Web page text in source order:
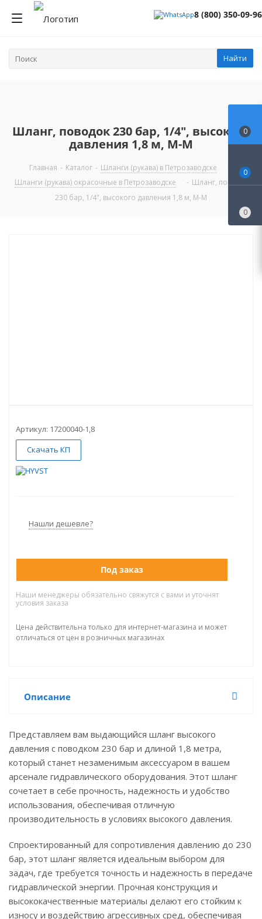
8 (800) 350-09-96
Найти
Шланг, поводок 230 бар, 1/4", высокого
давления 1,8 м, М-М
Главная - Каталог - Шланги (рукава) в Петрозаводске
-
Шланги (рукава) окрасочные в Петрозаводске
- Шланг, поводок
230 бар, 1/4", высокого давления 1,8 м, М-М
Артикул: 17200040-1,8
Скачать КП
Нашли дешевле?
Под заказ
Наши менеджеры обязательно свяжутся с вами и уточнят
условия заказа
Цена действительна только для интернет-магазина и может
отличаться от цен в розничных магазинах
Описание
Представляем вам выдающийся шланг высокого
давления с поводком 230 бар и длиной 1,8 метра,
который станет незаменимым аксессуаром в вашем
арсенале гидравлического оборудования. Этот шланг
сочетает в себе прочность, надежность и удобство
использования, обеспечивая отличную
производительность в условиях высокого давления.
Спроектированный для сопротивления давлению до 230
бар, этот шланг является идеальным выбором для
задач, где требуется точность и надежность в передаче
гидравлической энергии. Прочная конструкция и
высококачественные материалы делают его стойким к
износу и воздействию агрессивных сред, обеспечивая
0
0
0